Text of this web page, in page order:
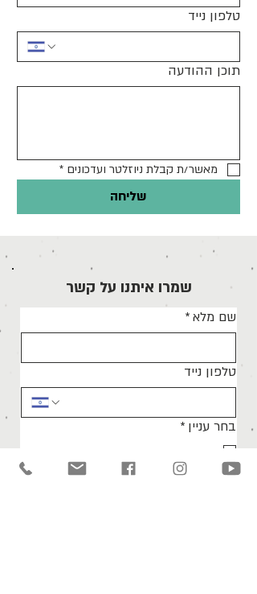
טלפון נייד
תוכן ההודעה
מאשר/ת קבלת ניוזלטר ועדכונים *
שליחה
שמרו איתנו על קשר
שם מלא*
טלפון נייד
בחר עניין *
מחזאות